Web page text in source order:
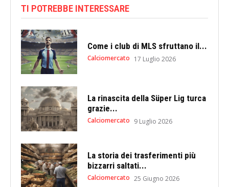
TI POTREBBE INTERESSARE
Come i club di MLS sfruttano il...
Calciomercato 17 Luglio 2026
La rinascita della Süper Lig turca
grazie...
Calciomercato 9 Luglio 2026
La storia dei trasferimenti più
bizzarri saltati...
Calciomercato 25 Giugno 2026